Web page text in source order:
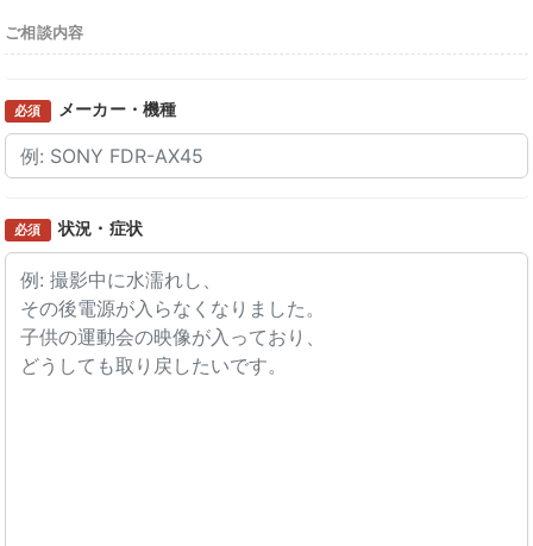
ご相談内容
必須 メーカー・機種
必須 状況・症状